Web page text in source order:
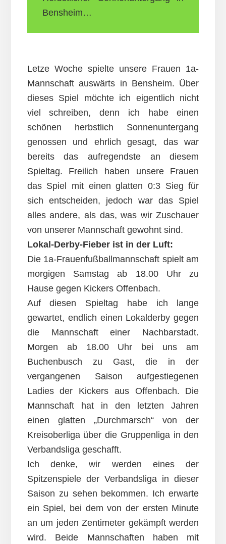
Bensheim…
Letze Woche spielte unsere Frauen 1a-
Mannschaft auswärts in Bensheim. Über
dieses Spiel möchte ich eigentlich nicht
viel schreiben, denn ich habe einen
schönen herbstlich Sonnenuntergang
genossen und ehrlich gesagt, das war
bereits das aufregendste an diesem
Spieltag. Freilich haben unsere Frauen
das Spiel mit einen glatten 0:3 Sieg für
sich entscheiden, jedoch war das Spiel
alles andere, als das, was wir Zuschauer
von unserer Mannschaft gewohnt sind.
Lokal-Derby-Fieber ist in der Luft:
Die 1a-Frauenfußballmannschaft spielt am
morgigen Samstag ab 18.00 Uhr zu
Hause gegen Kickers Offenbach.
Auf diesen Spieltag habe ich lange
gewartet, endlich einen Lokalderby gegen
die Mannschaft einer Nachbarstadt.
Morgen ab 18.00 Uhr bei uns am
Buchenbusch zu Gast, die in der
vergangenen Saison aufgestiegenen
Ladies der Kickers aus Offenbach. Die
Mannschaft hat in den letzten Jahren
einen glatten „Durchmarsch“ von der
Kreisoberliga über die Gruppenliga in den
Verbandsliga geschafft.
Ich denke, wir werden eines der
Spitzenspiele der Verbandsliga in dieser
Saison zu sehen bekommen. Ich erwarte
ein Spiel, bei dem von der ersten Minute
an um jeden Zentimeter gekämpft werden
wird. Beide Mannschaften haben mit